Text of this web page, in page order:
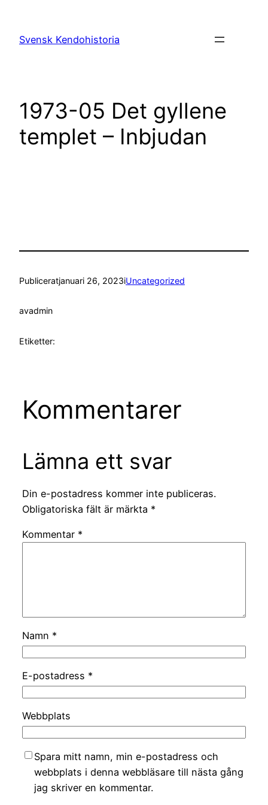
innehåll
Svensk Kendohistoria
1973-05 Det gyllene
templet – Inbjudan
Publiceratjanuari 26, 2023iUncategorized
avadmin
Etiketter:
Kommentarer
Lämna ett svar
Din e-postadress kommer inte publiceras.
Obligatoriska fält är märkta *
Kommentar *
Namn *
E-postadress *
Webbplats
Spara mitt namn, min e-postadress och
webbplats i denna webbläsare till nästa gång
jag skriver en kommentar.